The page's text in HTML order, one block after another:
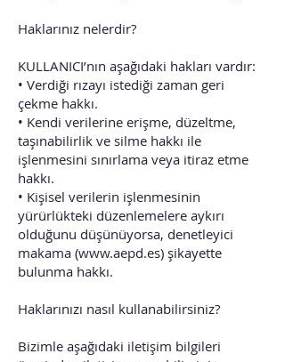
Haklarınız nelerdir?
KULLANICI’nın aşağıdaki hakları vardır:
• Verdiği rızayı istediği zaman geri
çekme hakkı.
• Kendi verilerine erişme, düzeltme,
taşınabilirlik ve silme hakkı ile
işlenmesini sınırlama veya itiraz etme
hakkı.
• Kişisel verilerin işlenmesinin
yürürlükteki düzenlemelere aykırı
olduğunu düşünüyorsa, denetleyici
makama (www.aepd.es) şikayette
bulunma hakkı.
Haklarınızı nasıl kullanabilirsiniz?
Bizimle aşağıdaki iletişim bilgileri